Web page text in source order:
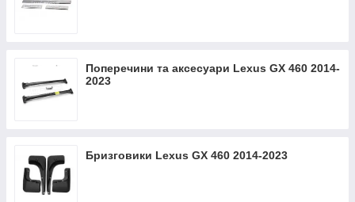
Поперечини та аксесуари Lexus GX 460 2014-
2023
Бризговики Lexus GX 460 2014-2023